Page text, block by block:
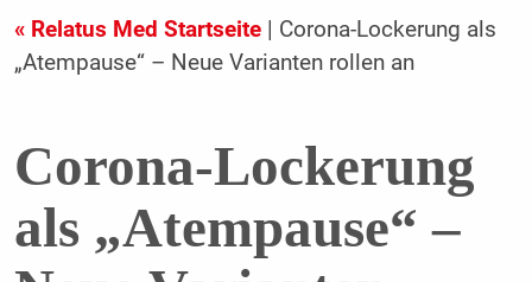
« Relatus Med Startseite| Corona-Lockerung als
„Atempause“ – Neue Varianten rollen an
Corona-Lockerung
als „Atempause“ –